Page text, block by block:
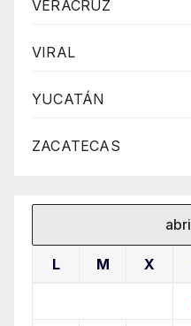
VERACRUZ
VIRAL
YUCATÁN
ZACATECAS
L M X